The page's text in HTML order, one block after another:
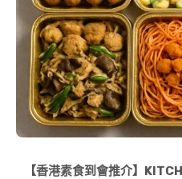
【香港素食到會推介】